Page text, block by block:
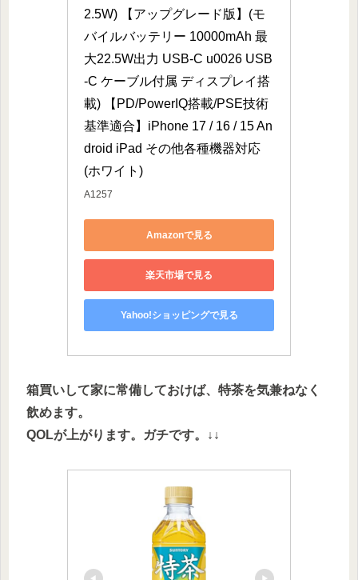
2.5W) 【アップグレード版】(モ
バイルバッテリー 10000mAh 最
大22.5W出力 USB-C u0026 USB
-C ケーブル付属 ディスプレイ搭
載) 【PD/PowerIQ搭載/PSE技術
基準適合】iPhone 17 / 16 / 15 An
droid iPad その他各種機器対応
(ホワイト)
A1257
Amazonで見る
楽天市場で見る
Yahoo!ショッピングで見る
箱買いして家に常備しておけば、特茶を気兼ねなく
飲めます。
QOLが上がります。ガチです。↓↓